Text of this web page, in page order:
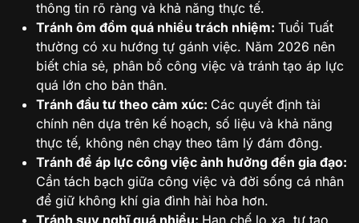
thông tin rõ ràng và khả năng thực tế.
Tránh ôm đồm quá nhiều trách nhiệm: Tuổi Tuất
thường có xu hướng tự gánh việc. Năm 2026 nên
biết chia sẻ, phân bổ công việc và tránh tạo áp lực
quá lớn cho bản thân.
Tránh đầu tư theo cảm xúc: Các quyết định tài
chính nên dựa trên kế hoạch, số liệu và khả năng
thực tế, không nên chạy theo tâm lý đám đông.
Tránh để áp lực công việc ảnh hưởng đến gia đạo:
Cần tách bạch giữa công việc và đời sống cá nhân
để giữ không khí gia đình hài hòa hơn.